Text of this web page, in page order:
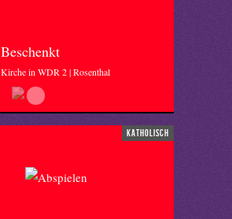
Beschenkt
Kirche in WDR 2 | Rosenthal
katholisch